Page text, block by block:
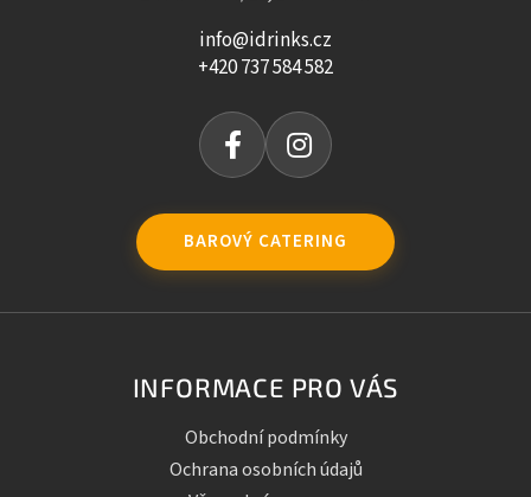
info@idrinks.cz
+420 737 584 582
BAROVÝ CATERING
INFORMACE PRO VÁS
Obchodní podmínky
Ochrana osobních údajů